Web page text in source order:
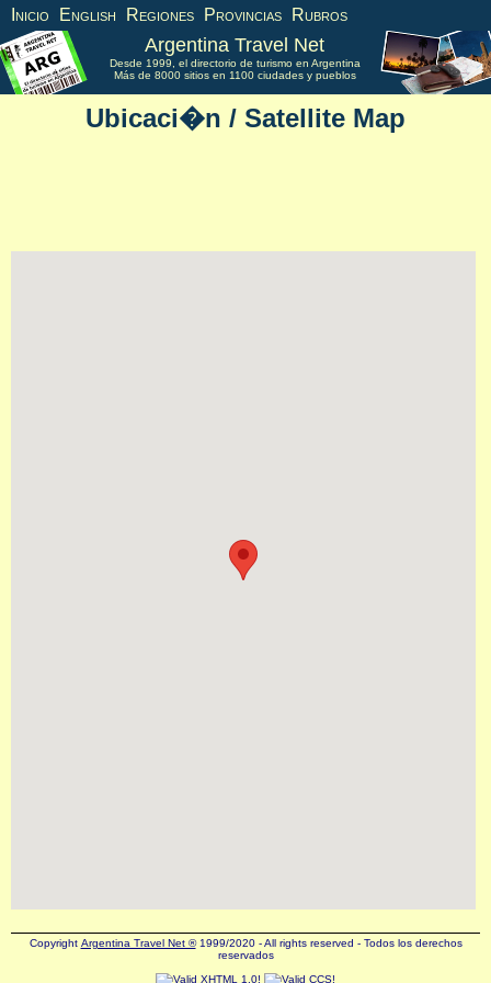
Inicio English Regiones Provincias Rubros
Argentina Travel Net
Desde 1999, el directorio de turismo en Argentina
Más de 8000 sitios en 1100 ciudades y pueblos
Ubicaci�n / Satellite Map
Copyright Argentina Travel Net ®1999/2020 - All rights reserved - Todos los derechos
reservados